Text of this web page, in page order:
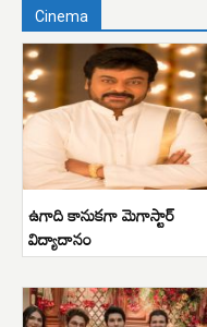
Cinema
ఉగాది కానుకగా మెగాస్టార్
విద్యాదానం